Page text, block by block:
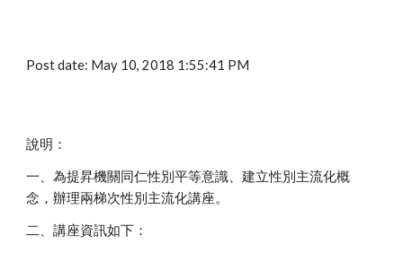
Post date: May 10, 2018 1:55:41 PM
說明：
一、為提昇機關同仁性別平等意識、建立性別主流化概
念，辦理兩梯次性別主流化講座。
二、講座資訊如下：